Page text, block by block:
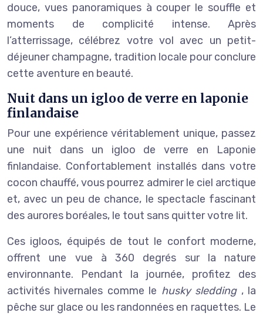
douce, vues panoramiques à couper le souffle et
moments de complicité intense. Après
l’atterrissage, célébrez votre vol avec un petit-
déjeuner champagne, tradition locale pour conclure
cette aventure en beauté.
Nuit dans un igloo de verre en laponie
finlandaise
Pour une expérience véritablement unique, passez
une nuit dans un igloo de verre en Laponie
finlandaise. Confortablement installés dans votre
cocon chauffé, vous pourrez admirer le ciel arctique
et, avec un peu de chance, le spectacle fascinant
des aurores boréales, le tout sans quitter votre lit.
Ces igloos, équipés de tout le confort moderne,
offrent une vue à 360 degrés sur la nature
environnante. Pendant la journée, profitez des
activités hivernales comme le husky sledding , la
pêche sur glace ou les randonnées en raquettes. Le